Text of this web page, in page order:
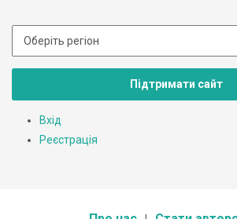
Підтримати сайт
Вхід
Реєстрація